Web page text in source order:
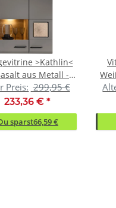
>Kathlin<
aus Metall -
(BxHxT)
Preis: 299,95 €
233,36 € *
sparst66,59 €